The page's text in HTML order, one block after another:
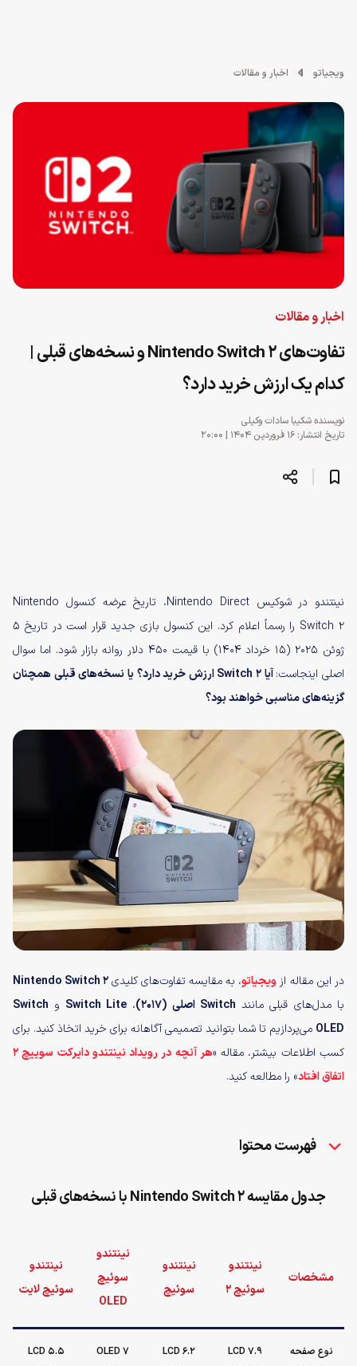
ویجیاتو اخبار و مقالات
اخبار و مقالات
تفاوت‌های Nintendo Switch 2 و نسخه‌های قبلی |
کدام‌ یک ارزش خرید دارد؟
نویسندهشکیبا سادات وکیلی
تاریخ انتشار: ۱۶ فروردین ۱۴۰۴ | ۲۰:۰۰
نینتندو در شوکیس Nintendo Direct، تاریخ عرضه کنسول Nintendo
Switch 2 را رسماً اعلام کرد. این کنسول بازی جدید قرار است در تاریخ ۵
ژوئن ۲۰۲۵ (۱۵ خرداد ۱۴۰۴) با قیمت ۴۵۰ دلار روانه بازار شود. اما سوال
اصلی اینجاست:آیاSwitch 2ارزش خرید دارد؟ یا نسخه‌های قبلی همچنان
گزینه‌های مناسبی خواهند بود؟
در این مقاله از ویجیاتو، به مقایسه تفاوت‌های کلیدیNintendo Switch 2
با مدل‌های قبلی مانند Switch اصلی (۲۰۱۷) ،Switch Lite و Switch
OLED می‌پردازیم تا شما بتوانید تصمیمی آگاهانه برای خرید اتخاذ کنید. برای
کسب اطلاعات بیشتر، مقاله «
هر آنچه در رویداد نینتندو دایرکت سوییچ ۲
اتفاق افتاد» را مطالعه کنید.
فهرست محتوا
جدول مقایسه Nintendo Switch 2 با نسخه‌های قبلی
مشخصات
نینتندو
سوئیچ 2
نینتندو
سوئیچ
نینتندو
سوئیچ
OLED
نینتندو
سوئیچ لایت
نوع صفحه
LCD 7.9
LCD 6.2
OLED 7
LCD 5.5